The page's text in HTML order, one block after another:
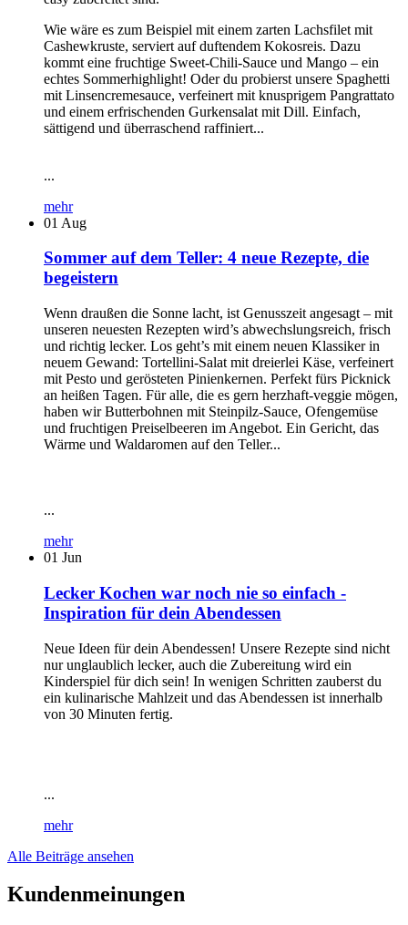
Wie wäre es zum Beispiel mit einem zarten Lachsfilet mit
Cashewkruste, serviert auf duftendem Kokosreis. Dazu
kommt eine fruchtige Sweet-Chili-Sauce und Mango – ein
echtes Sommerhighlight! Oder du probierst unsere Spaghetti
mit Linsencremesauce, verfeinert mit knusprigem Pangrattato
und einem erfrischenden Gurkensalat mit Dill. Einfach,
sättigend und überraschend raffiniert...
...
mehr
01 Aug
Sommer auf dem Teller: 4 neue Rezepte, die
begeistern
Wenn draußen die Sonne lacht, ist Genusszeit angesagt – mit
unseren neuesten Rezepten wird’s abwechslungsreich, frisch
und richtig lecker. Los geht’s mit einem neuen Klassiker in
neuem Gewand: Tortellini-Salat mit dreierlei Käse, verfeinert
mit Pesto und gerösteten Pinienkernen. Perfekt fürs Picknick
an heißen Tagen. Für alle, die es gern herzhaft-veggie mögen,
haben wir Butterbohnen mit Steinpilz-Sauce, Ofengemüse
und fruchtigen Preiselbeeren im Angebot. Ein Gericht, das
Wärme und Waldaromen auf den Teller...
...
mehr
01 Jun
Lecker Kochen war noch nie so einfach -
Inspiration für dein Abendessen
Neue Ideen für dein Abendessen! Unsere Rezepte sind nicht
nur unglaublich lecker, auch die Zubereitung wird ein
Kinderspiel für dich sein! In wenigen Schritten zauberst du
ein kulinarische Mahlzeit und das Abendessen ist innerhalb
von 30 Minuten fertig.
...
mehr
Alle Beiträge ansehen
Kundenmeinungen